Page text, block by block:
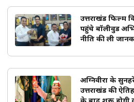
उत्तराखंड फिल्म
पहुंचे बॉलीवुड
नीति की ली
अग्निवीरों के
उत्तराखंड की